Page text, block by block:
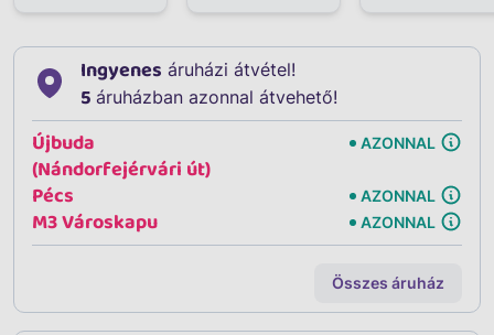
Ingyenes áruházi átvétel!
5 áruházban azonnal átvehető!
Újbuda
(Nándorfejérvári út)
AZONNAL
Pécs AZONNAL
M3 Városkapu AZONNAL
Összes áruház